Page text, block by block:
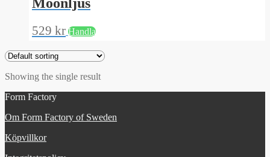
Moonljus
529 kr Handla
Showing the single result
Form Factory
Om Form Factory of Sweden
Köpvillkor